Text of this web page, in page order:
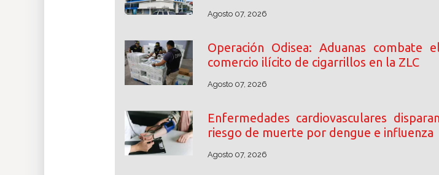
Agosto 07, 2026
Operación Odisea: Aduanas combate
comercio ilícito de cigarrillos en la ZLC
Agosto 07, 2026
Enfermedades cardiovasculares disparan
riesgo de muerte por dengue e influenza
Agosto 07, 2026